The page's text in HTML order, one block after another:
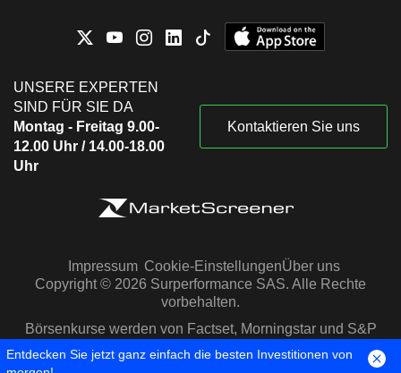
UNSERE EXPERTEN
SIND FÜR SIE DA
Montag - Freitag 9.00-
12.00 Uhr / 14.00-18.00
Uhr
Kontaktieren Sie uns
Impressum Cookie-EinstellungenÜber uns
Copyright © 2026 Surperformance SAS. Alle Rechte
vorbehalten.
Börsenkurse werden von Factset, Morningstar und S&P
Capital IQ zur Verfügung gestellt
Entdecken Sie jetzt ganz einfach die besten Investitionen von